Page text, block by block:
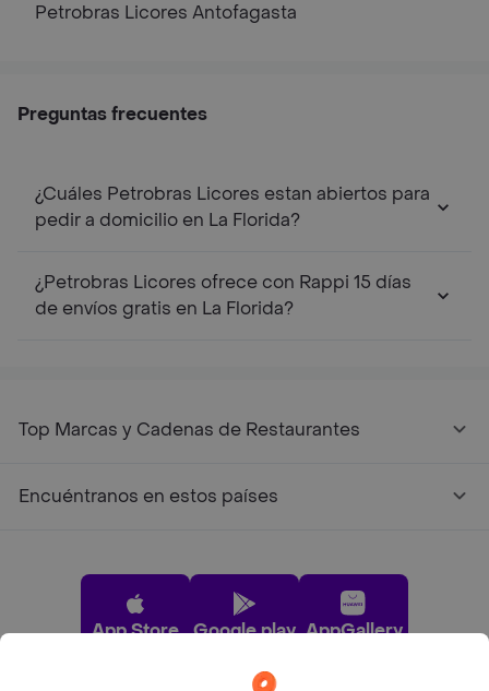
Petrobras Licores Antofagasta
Preguntas frecuentes
¿Cuáles Petrobras Licores estan abiertos para
pedir a domicilio en La Florida?
¿Petrobras Licores ofrece con Rappi 15 días
de envíos gratis en La Florida?
Top Marcas y Cadenas de Restaurantes
Encuéntranos en estos países
App Store Google play AppGallery